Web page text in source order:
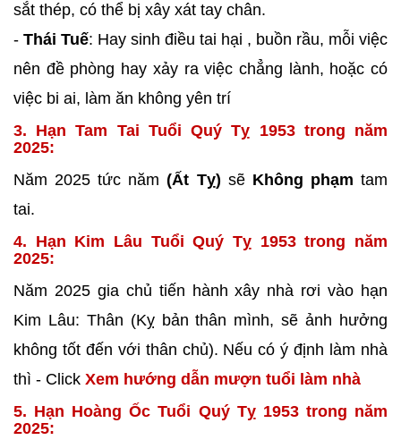
sắt thép, có thể bị xây xát tay chân.
- Thái Tuế: Hay sinh điều tai hại , buồn rầu, mỗi việc
nên đề phòng hay xảy ra việc chẳng lành, hoặc có
việc bi ai, làm ăn không yên trí
3. Hạn Tam Tai Tuổi Quý Tỵ 1953 trong năm
2025:
Năm 2025 tức năm(Ất Tỵ) sẽ Không phạm tam
tai.
4. Hạn Kim Lâu Tuổi Quý Tỵ 1953 trong năm
2025:
Năm 2025 gia chủ tiến hành xây nhà rơi vào hạn
Kim Lâu: Thân (Kỵ bản thân mình, sẽ ảnh hưởng
không tốt đến với thân chủ). Nếu có ý định làm nhà
thì - Click Xem hướng dẫn mượn tuổi làm nhà
5. Hạn Hoàng Ốc Tuổi Quý Tỵ 1953 trong năm
2025: